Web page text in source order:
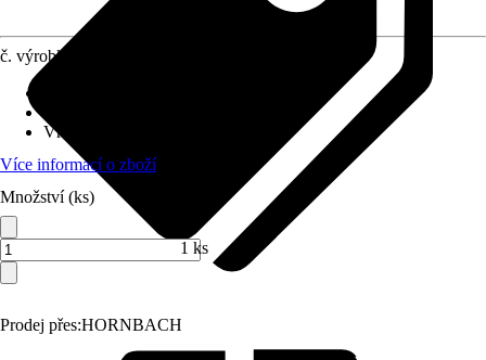
Prodej přes:HORNBACH
č. výrobku
Vhodné pro
Více informací o zboží
Množství (ks)
1 ks